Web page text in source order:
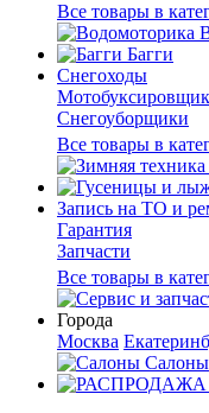
Все товары в
Багги
Снегоходы
Снегоуборщики
Все товары в
Запись на ТО и
Гарантия
Запчасти
Все товары в
Города
Москва
Салоны